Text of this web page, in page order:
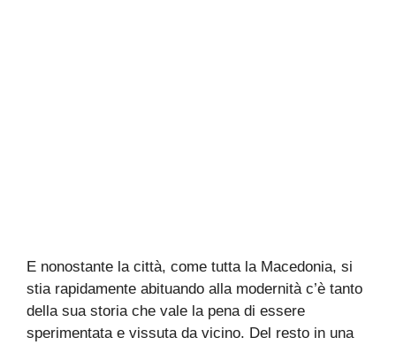
E nonostante la città, come tutta la Macedonia, si
stia rapidamente abituando alla modernità c’è tanto
della sua storia che vale la pena di essere
sperimentata e vissuta da vicino. Del resto in una